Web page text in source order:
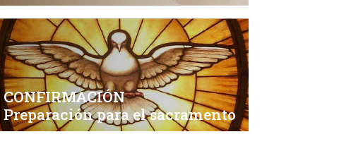
CONFIRMACIÓN
Preparación para el sacramento